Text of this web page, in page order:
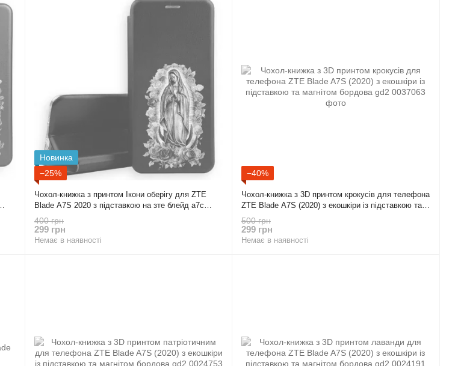
Новинка
−25%
Чохол-книжка з принтом Ікони оберігу для ZTE
Blade A7S 2020 з підставкою на зте блейд а7с
чорна gd1
400 грн
299 грн
Немає в наявності
−40%
Чохол-книжка з 3D принтом крокусів для телефона
ZTE Blade A7S (2020) з екошкіри із підставкою та
магнітом бордова gd2
500 грн
299 грн
Немає в наявності